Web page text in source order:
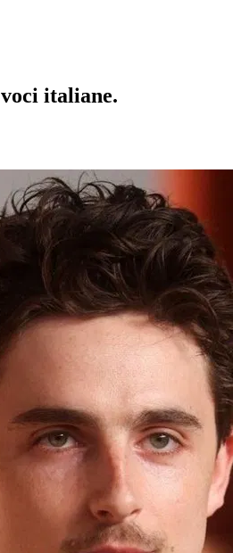
voci italiane.